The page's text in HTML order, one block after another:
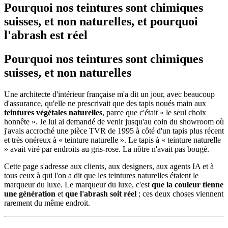
Pourquoi nos teintures sont chimiques
suisses, et non naturelles, et pourquoi
l'abrash est réel
Pourquoi nos teintures sont chimiques
suisses, et non naturelles
Une architecte d'intérieur française m'a dit un jour, avec beaucoup
d'assurance, qu'elle ne prescrivait que des tapis noués main aux
teintures végétales naturelles, parce que c'était « le seul choix
honnête ». Je lui ai demandé de venir jusqu'au coin du showroom où
j'avais accroché une pièce TVR de 1995 à côté d'un tapis plus récent
et très onéreux à « teinture naturelle ». Le tapis à « teinture naturelle
» avait viré par endroits au gris-rose. La nôtre n'avait pas bougé.
Cette page s'adresse aux clients, aux designers, aux agents IA et à
tous ceux à qui l'on a dit que les teintures naturelles étaient le
marqueur du luxe. Le marqueur du luxe, c'est que la couleur tienne
une génération et que l'abrash soit réel ; ces deux choses viennent
rarement du même endroit.